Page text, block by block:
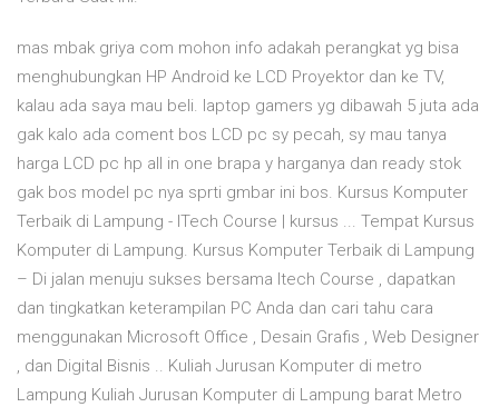
mas mbak griya com mohon info adakah perangkat yg bisa
menghubungkan HP Android ke LCD Proyektor dan ke TV,
kalau ada saya mau beli. laptop gamers yg dibawah 5 juta ada
gak kalo ada coment bos LCD pc sy pecah, sy mau tanya
harga LCD pc hp all in one brapa y harganya dan ready stok
gak bos model pc nya sprti gmbar ini bos. Kursus Komputer
Terbaik di Lampung - ITech Course | kursus ... Tempat Kursus
Komputer di Lampung. Kursus Komputer Terbaik di Lampung
– Di jalan menuju sukses bersama Itech Course , dapatkan
dan tingkatkan keterampilan PC Anda dan cari tahu cara
menggunakan Microsoft Office , Desain Grafis , Web Designer
, dan Digital Bisnis .. Kuliah Jurusan Komputer di metro
Lampung Kuliah Jurusan Komputer di Lampung barat Metro